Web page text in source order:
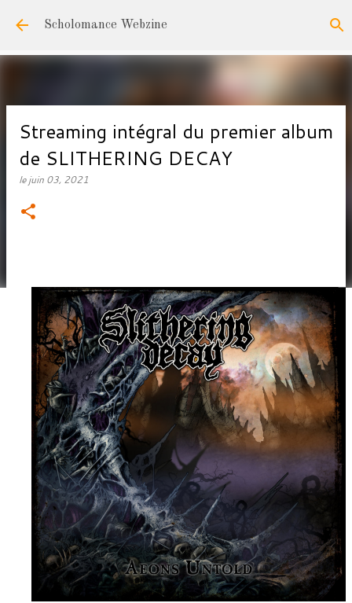
Accéder au contenu principal
Scholomance Webzine
Streaming intégral du premier album
de SLITHERING DECAY
lejuin 03, 2021